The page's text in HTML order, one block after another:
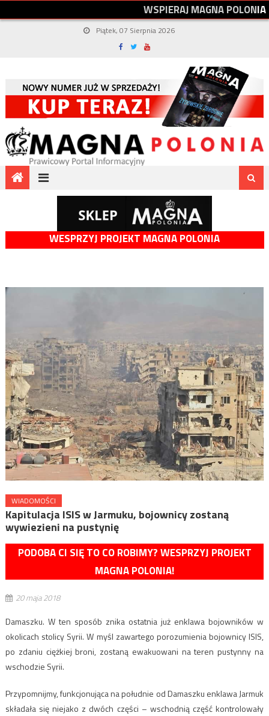
WSPIERAJMAGNAPOLONIA
Piątek, 07 Sierpnia 2026
WESPRZYJ PROJEKT MAGNA POLONIA
WIADOMOŚCI
Kapitulacja ISIS w Jarmuku, bojownicy zostaną
wywiezieni na pustynię
PODOBA CI SIĘ TO CO ROBIMY? WESPRZYJ PROJEKT
MAGNA POLONIA!
20 maja 2018
Damaszku. W ten sposób znika ostatnia już enklawa bojowników w
okolicach stolicy Syrii. W myśl zawartego porozumienia bojownicy ISIS,
po zdaniu ciężkiej broni, zostaną ewakuowani na teren pustynny na
wschodzie Syrii.
Przypomnijmy, funkcjonująca na południe od Damaszku enklawa Jarmuk
składała się niejako z dwóch części – wschodnią część kontrolowały